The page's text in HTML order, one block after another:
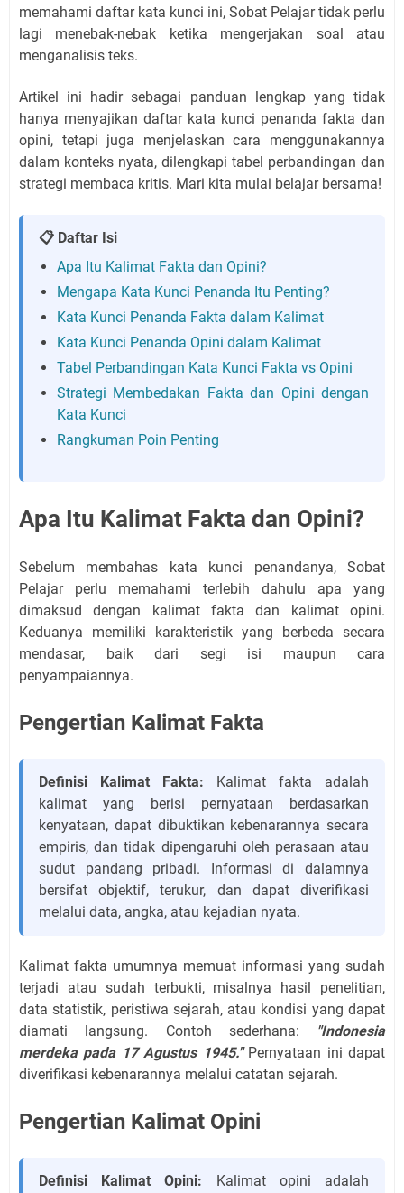
memahami daftar kata kunci ini, Sobat Pelajar tidak perlu
lagi menebak-nebak ketika mengerjakan soal atau
menganalisis teks.
Artikel ini hadir sebagai panduan lengkap yang tidak
hanya menyajikan daftar kata kunci penanda fakta dan
opini, tetapi juga menjelaskan cara menggunakannya
dalam konteks nyata, dilengkapi tabel perbandingan dan
strategi membaca kritis. Mari kita mulai belajar bersama!
📋 Daftar Isi
Apa Itu Kalimat Fakta dan Opini?
Mengapa Kata Kunci Penanda Itu Penting?
Kata Kunci Penanda Fakta dalam Kalimat
Kata Kunci Penanda Opini dalam Kalimat
Tabel Perbandingan Kata Kunci Fakta vs Opini
Strategi Membedakan Fakta dan Opini dengan
Kata Kunci
Rangkuman Poin Penting
Apa Itu Kalimat Fakta dan Opini?
Sebelum membahas kata kunci penandanya, Sobat
Pelajar perlu memahami terlebih dahulu apa yang
dimaksud dengan kalimat fakta dan kalimat opini.
Keduanya memiliki karakteristik yang berbeda secara
mendasar, baik dari segi isi maupun cara
penyampaiannya.
Pengertian Kalimat Fakta
Definisi Kalimat Fakta: Kalimat fakta adalah
kalimat yang berisi pernyataan berdasarkan
kenyataan, dapat dibuktikan kebenarannya secara
empiris, dan tidak dipengaruhi oleh perasaan atau
sudut pandang pribadi. Informasi di dalamnya
bersifat objektif, terukur, dan dapat diverifikasi
melalui data, angka, atau kejadian nyata.
Kalimat fakta umumnya memuat informasi yang sudah
terjadi atau sudah terbukti, misalnya hasil penelitian,
data statistik, peristiwa sejarah, atau kondisi yang dapat
diamati langsung. Contoh sederhana:
"Indonesia
merdeka pada 17 Agustus 1945."Pernyataan ini dapat
diverifikasi kebenarannya melalui catatan sejarah.
Pengertian Kalimat Opini
Definisi Kalimat Opini: Kalimat opini adalah